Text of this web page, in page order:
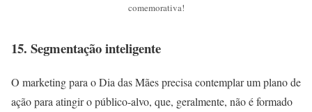
comemorativa!
15. Segmentação inteligente
O marketing para o Dia das Mães precisa contemplar um plano de
ação para atingir o público-alvo, que, geralmente, não é formado